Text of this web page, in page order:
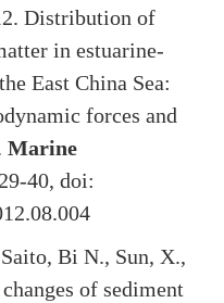
Distribution of
in estuarine-
East China Sea:
forces and
Marine
40, doi:
Bi N., Sun, X.,
of sediment